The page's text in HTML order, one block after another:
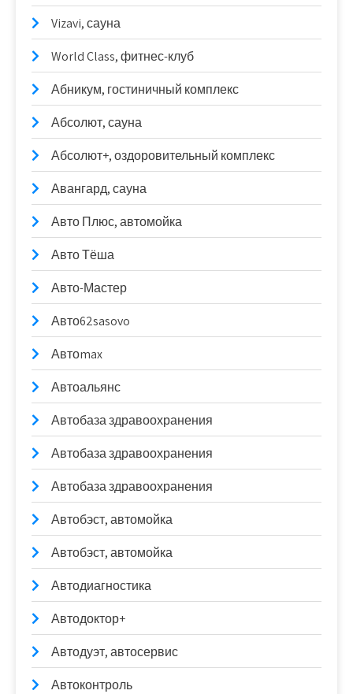
Vizavi, сауна
World Class, фитнес-клуб
Абникум, гостиничный комплекс
Абсолют, сауна
Абсолют+, оздоровительный комплекс
Авангард, сауна
Авто Плюс, автомойка
Авто Тёша
Авто-Мастер
Авто62sasovo
Автоmax
Автоальянс
Автобаза здравоохранения
Автобаза здравоохранения
Автобаза здравоохранения
Автобэст, автомойка
Автобэст, автомойка
Автодиагностика
Автодоктор+
Автодуэт, автосервис
Автоконтроль